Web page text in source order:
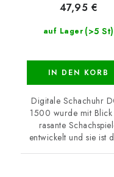
auf Lager (>5 St)
47,95 €
IN DEN KORB
Digitale Schachuhr
1500 wurde mit
rasante
entwickelt und sie ist